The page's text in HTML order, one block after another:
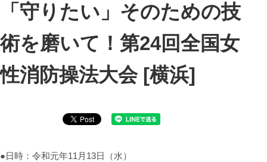
「守りたい」そのための技
術を磨いて！第24回全国女
性消防操法大会 [横浜]
●日時：令和元年11月13日（水）